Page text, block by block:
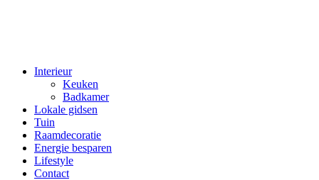
Interieur
Keuken
Badkamer
Lokale gidsen
Tuin
Raamdecoratie
Energie besparen
Lifestyle
Contact